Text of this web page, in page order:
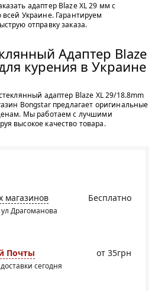
адаптер Blaze XL 29 мм с
Украине. Гарантируем
отправку заказа.
Адаптер Blaze
курения в Украине
адаптер Blaze XL 29/18.8mm
Bongstar предлагает оригинальные
Мы работаем с лучшими
высокое качество товара.
Бесплатно
магазинов
Драгоманова
Почты
сегодня
от 35грн